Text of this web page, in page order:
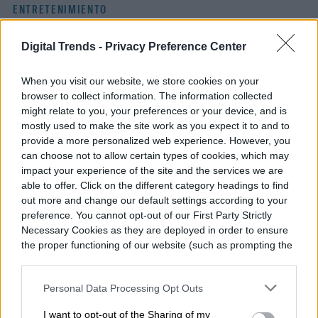
Digital Trends - Privacy Preference Center
When you visit our website, we store cookies on your
browser to collect information. The information collected
might relate to you, your preferences or your device, and is
mostly used to make the site work as you expect it to and to
provide a more personalized web experience. However, you
can choose not to allow certain types of cookies, which may
impact your experience of the site and the services we are
able to offer. Click on the different category headings to find
out more and change our default settings according to your
preference. You cannot opt-out of our First Party Strictly
Necessary Cookies as they are deployed in order to ensure
the proper functioning of our website (such as prompting the
Personal Data Processing Opt Outs
I want to opt-out of the Sharing of my
ENTRETENIMIENTO
Un hombre vive dentro de
una valla publicitaria
para promocionar The
Last House